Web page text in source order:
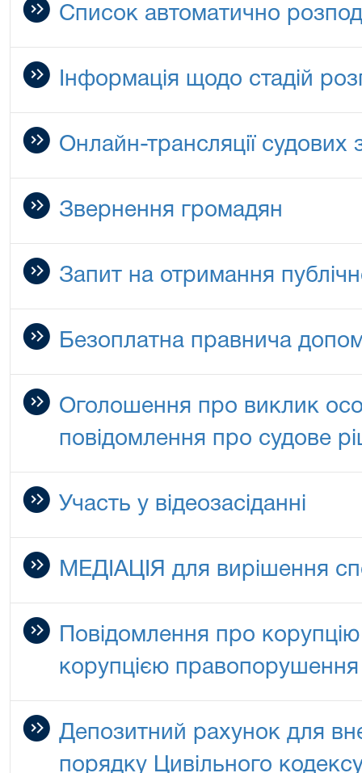
Список автоматично
Інформація щодо стадій
Онлайн-трансляції судових
Звернення громадян
Запит на отримання
Безоплатна правнича
Оголошення про виклик
повідомлення про судове
Участь у відеозасіданні
МЕДІАЦІЯ для вирішення
Повідомлення про
корупцією правопорушення
Депозитний рахунок для
порядку Цивільного